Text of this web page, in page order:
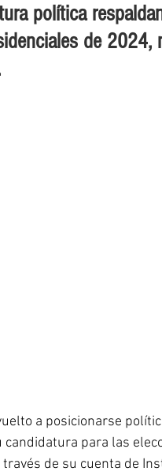
política
de 2024,
a posicionarse
candidatura para las
de su cuenta de